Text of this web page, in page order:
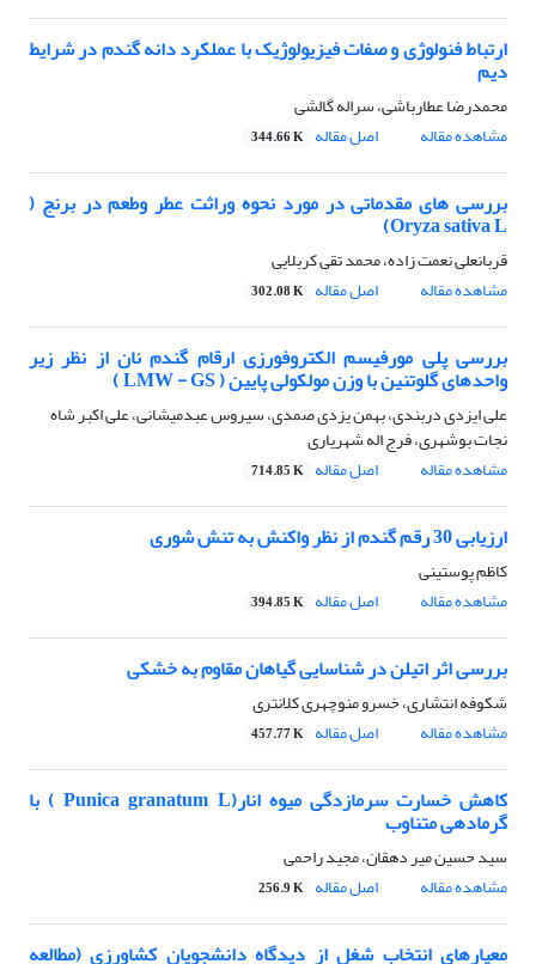
ارتباط فنولوژی و صفات فیزیولوژیک با عملکرد دانه گندم در شرایط
دیم
محمدرضا عطارباشی، سراله گالشی
مشاهده مقاله
اصل مقاله 344.66 K
بررسی های مقدماتی در مورد نحوه وراثت عطر وطعم در برنج (
Oryza sativa L)
قربانعلی نعمت زاده، محمد تقی کربلایی
مشاهده مقاله
اصل مقاله 302.08 K
بررسی پلی مورفیسم الکتروفورزی ارقام گندم نان از نظر زیر
واحدهای گلوتنین با وزن مولکولی پایین ( LMW - GS )
علی ایزدی دربندی، بهمن یزدی صمدی، سیروس عبدمیشانی، علی اکبر شاه
نجات بوشهری، فرج اله شهریاری
مشاهده مقاله
اصل مقاله 714.85 K
ارزیابی 30 رقم گندم از نظر واکنش به تنش شوری
کاظم پوستینی
مشاهده مقاله
اصل مقاله 394.85 K
بررسی اثر اتیلن در شناسایی گیاهان مقاوم به خشکی
شکوفه انتشاری، خسرو منوچهری کلانتری
مشاهده مقاله
اصل مقاله 457.77 K
کاهش خسارت سرمازدگی میوه انار(Punica granatum L ) با
گرمادهی متناوب
سید حسین میر دهقان، مجید راحمی
مشاهده مقاله
اصل مقاله 256.9 K
معیارهای انتخاب شغل از دیدگاه دانشجویان کشاورزی (مطالعه